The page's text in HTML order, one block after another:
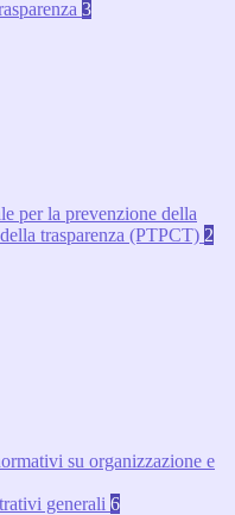
3
per la prevenzione della
trasparenza (PTPCT) 2
su organizzazione e
generali 6